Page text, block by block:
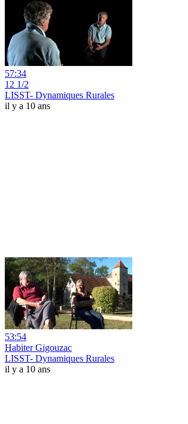
57:34
12 1/2
LISST- Dynamiques Rurales
il y a 10 ans
53:54
Habiter Gigouzac
LISST- Dynamiques Rurales
il y a 10 ans